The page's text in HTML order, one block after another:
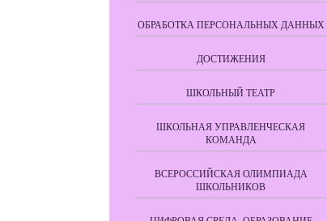
ОБРАБОТКА ПЕРСОНАЛЬНЫХ ДАННЫХ
ДОСТИЖЕНИЯ
ШКОЛЬНЫЙ ТЕАТР
ШКОЛЬНАЯ УПРАВЛЕНЧЕСКАЯ
КОМАНДА
ВСЕРОССИЙСКАЯ ОЛИМПИАДА
ШКОЛЬНИКОВ